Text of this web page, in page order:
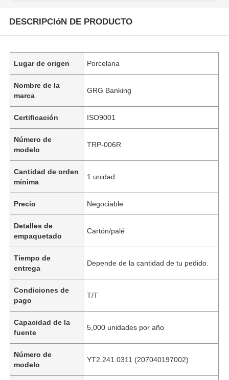
DESCRIPCIóN DE PRODUCTO
Lugar de origen Porcelana
Nombre de la
marca
GRG Banking
Certificación ISO9001
Número de
modelo
TRP-006R
Cantidad de orden
mínima
1 unidad
Precio Negociable
Detalles de
empaquetado
Cartón/palé
Tiempo de
entrega
Depende de la cantidad de tu pedido.
Condiciones de
pago
T/T
Capacidad de la
fuente
5,000 unidades por año
Número de
modelo
YT2.241.0311 (207040197002)